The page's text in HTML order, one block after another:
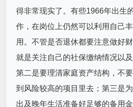
得非常现实了。有些1966年出生
作，在岗位上仍然可以利用自己
用。不管是否退休都要注意做好
就是关注自己的社保缴纳情况以
第二是要理清家庭资产结构，不
到风险较高的项目里去；第三是
出及晚年生活准备好足够的备用